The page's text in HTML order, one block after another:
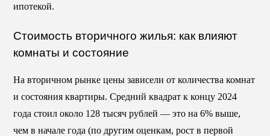
ипотекой.
Стоимость вторичного жилья: как влияют
комнаты и состояние
На вторичном рынке цены зависели от количества комнат
и состояния квартиры. Средний квадрат к концу 2024
года стоил около 128 тысяч рублей — это на 6% выше,
чем в начале года (по другим оценкам, рост в первой